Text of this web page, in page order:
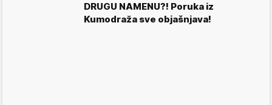
DRUGU NAMENU?! Poruka iz
Kumodraža sve objašnjava!